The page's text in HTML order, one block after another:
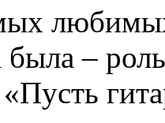
была –